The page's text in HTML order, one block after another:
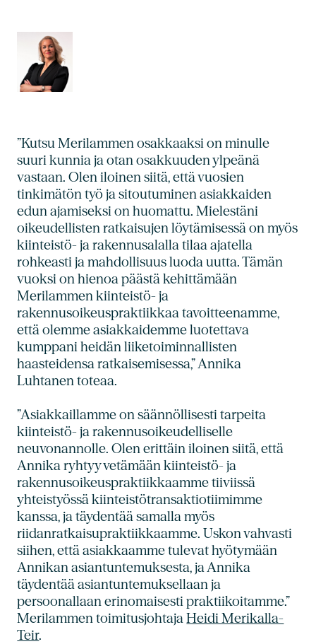
”Kutsu Merilammen osakkaaksi on minulle
suuri kunnia ja otan osakkuuden ylpeänä
vastaan. Olen iloinen siitä, että vuosien
tinkimätön työ ja sitoutuminen asiakkaiden
edun ajamiseksi on huomattu. Mielestäni
oikeudellisten ratkaisujen löytämisessä on myös
kiinteistö- ja rakennusalalla tilaa ajatella
rohkeasti ja mahdollisuus luoda uutta. Tämän
vuoksi on hienoa päästä kehittämään
Merilammen kiinteistö- ja
rakennusoikeuspraktiikkaa tavoitteenamme,
että olemme asiakkaidemme luotettava
kumppani heidän liiketoiminnallisten
haasteidensa ratkaisemisessa,” Annika
Luhtanen toteaa.
”Asiakkaillamme on säännöllisesti tarpeita
kiinteistö- ja rakennusoikeudelliselle
neuvonannolle. Olen erittäin iloinen siitä, että
Annika ryhtyy vetämään kiinteistö- ja
rakennusoikeuspraktiikkaamme tiiviissä
yhteistyössä kiinteistötransaktiotiimimme
kanssa, ja täydentää samalla myös
riidanratkaisupraktiikkaamme. Uskon vahvasti
siihen, että asiakkaamme tulevat hyötymään
Annikan asiantuntemuksesta, ja Annika
täydentää asiantuntemuksellaan ja
persoonallaan erinomaisesti praktiikoitamme.”
Merilammen toimitusjohtajaHeidi Merikalla-
Teir.